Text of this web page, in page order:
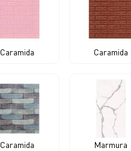
Caramida Caramida
Caramida Marmura